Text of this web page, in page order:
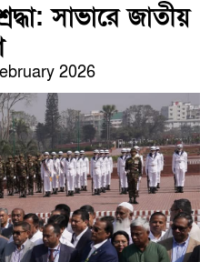
সাভারে জাতীয়
2026